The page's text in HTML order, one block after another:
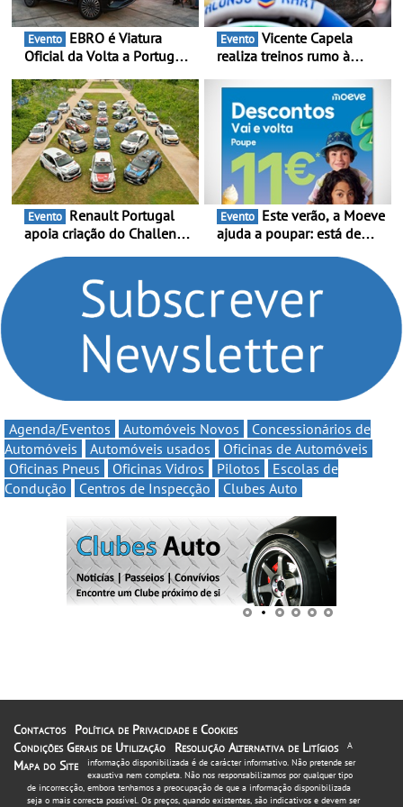
Evento
Oficial da Volta a Portugal
presença nacional ao lado
da mítica prova de ciclismo
e leva a sua gama SUV
multi-energia às estradas
de Portugal
Evento
realiza treinos rumo à
Portugal Karting e mira boa
estreia - O Campeonato
Portugal Karting 2026
decorre entre 1 de Março e
6 de Setembro
Evento
apoia criação do Challenge
compromisso com o
automobilismo nacional
continua em 2026
Evento
ajuda a poupar: está de
Volta” com descontos de
Agenda/Eventos Automóveis Novos
Concessionários de
Automóveis
Automóveis usados
Oficinas de Automóveis
Oficinas Pneus
Oficinas Vidros Pilotos
Escolas de
Condução
Centros de Inspecção Clubes Auto
Contactos
Política de Privacidade e Cookies
Condições Gerais de Utilização
Resolução Alternativa de Litígios
Mapa do Site
A
informação disponibilizada é de carácter informativo. Não pretende ser
exaustiva nem completa. Não nos responsabilizamos por qualquer tipo
de incorrecção, embora tenhamos a preocupação de que a informação disponibilizada
seja o mais correcta possível. Os preços, quando existentes, são indicativos e devem ser